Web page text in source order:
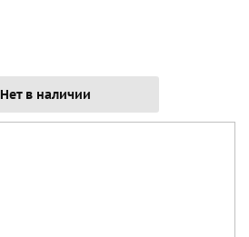
Нет в наличии